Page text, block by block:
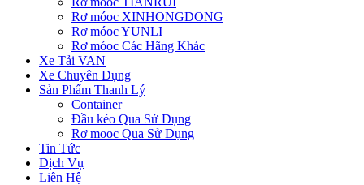
Rơ móoc XINHONGDONG
Rơ móoc YUNLI
Rơ móoc Các Hãng Khác
Xe Tải VAN
Xe Chuyên Dụng
Sản Phẩm Thanh Lý
Container
Đầu kéo Qua Sử Dụng
Rơ mooc Qua Sử Dụng
Tin Tức
Dịch Vụ
Liên Hệ